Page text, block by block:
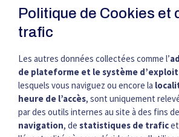
Politique de Cookies et
trafic
Les autres données collectées comme l’
de plateforme et le système
lesquels vous naviguez ou encore la
heure de l’accès, sont uniquement
par des outils internes au site à des fins de
navigation, de statistiques de traficet